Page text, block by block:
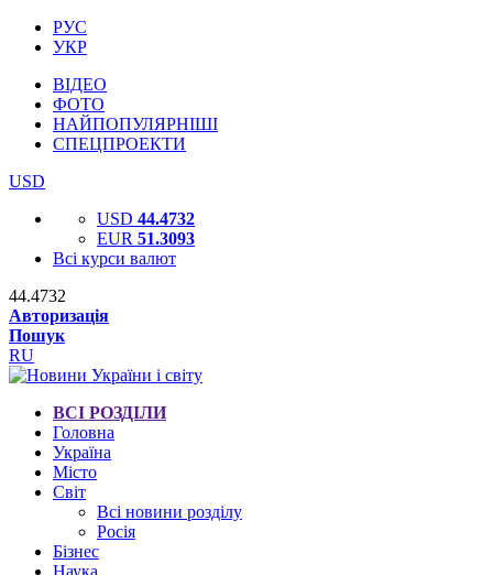
РУС
УКР
ВІДЕО
ФОТО
НАЙПОПУЛЯРНІШІ
СПЕЦПРОЕКТИ
USD
USD 44.4732
EUR 51.3093
Всі курси валют
44.4732
Авторизація
Пошук
RU
ВСІ РОЗДІЛИ
Головна
Україна
Місто
Світ
Всі новини розділу
Росія
Бізнес
Наука